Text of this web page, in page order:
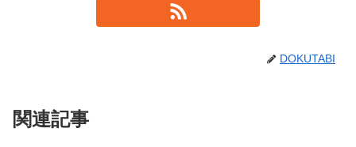
DOKUTABI
関連記事